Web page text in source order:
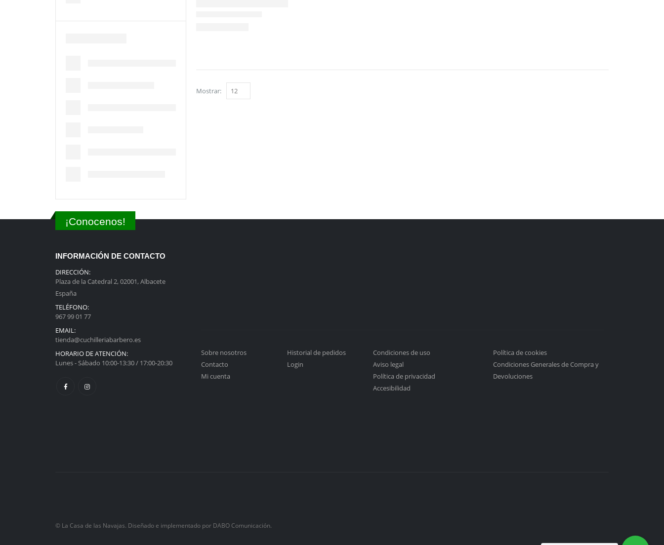
Mostrar:
¡Conocenos!
INFORMACIÓN DE CONTACTO
DIRECCIÓN:
Plaza de la Catedral 2, 02001, Albacete
España
TELÉFONO:
967 99 01 77
EMAIL:
tienda@cuchilleriabarbero.es
HORARIO DE ATENCIÓN:
Lunes - Sábado 10:00-13:30 / 17:00-20:30
Sobre nosotros
Contacto
Mi cuenta
Historial de pedidos
Login
Condiciones de uso
Aviso legal
Política de privacidad
Accesibilidad
Política de cookies
Condiciones Generales de Compra y
Devoluciones
© La Casa de las Navajas. Diseñado e implementado por DABO Comunicación.